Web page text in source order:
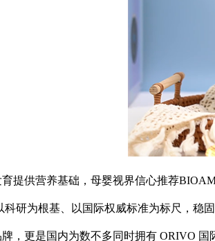
提供营养基础，母婴视界信心推荐
研为根基、以国际权威标准为标尺，稳
，更是国内为数不多同时拥有 ORIVO